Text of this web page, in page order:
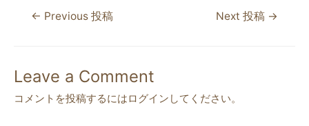
e
o
o
k
er
← Previous 投稿 Next 投稿 →
Leave a Comment
コメントを投稿するにはログイン してください。